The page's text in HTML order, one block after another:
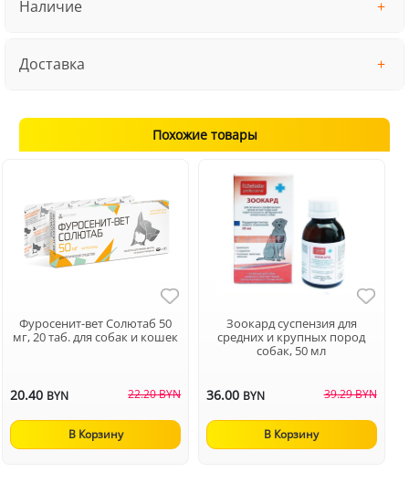
Наличие
Доставка
Похожие товары
Фуросенит-вет Солютаб 50
мг, 20 таб. для собак и кошек
20.40 BYN 22.20 BYN
В Корзину
Зоокард суспензия для
средних и крупных пород
собак, 50 мл
36.00 BYN 39.29 BYN
В Корзину